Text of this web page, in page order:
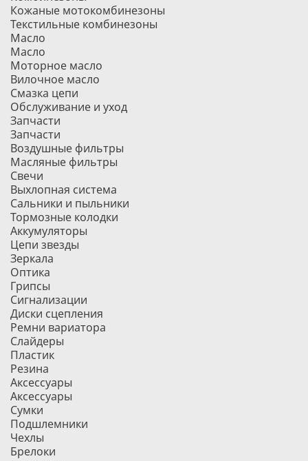
Кожаные мотокомбинезоны
Текстильные комбинезоны
Масло
Масло
Моторное масло
Вилочное масло
Смазка цепи
Обслуживание и уход
Запчасти
Запчасти
Воздушные фильтры
Масляные фильтры
Свечи
Выхлопная система
Сальники и пыльники
Тормозные колодки
Аккумуляторы
Цепи звезды
Зеркала
Оптика
Грипсы
Сигнализации
Диски сцепления
Ремни вариатора
Слайдеры
Пластик
Резина
Аксессуары
Аксессуары
Сумки
Подшлемники
Чехлы
Брелоки